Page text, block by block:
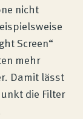
nicht
Screen“
mehr
Damit lässt
die Filter